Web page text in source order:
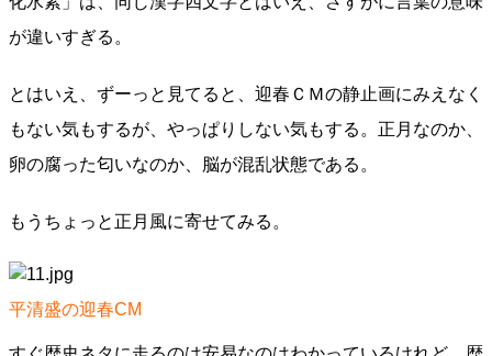
が違いすぎる。
とはいえ、ずーっと見てると、迎春ＣＭの静止画にみえなく
もない気もするが、やっぱりしない気もする。正月なのか、
卵の腐った匂いなのか、脳が混乱状態である。
もうちょっと正月風に寄せてみる。
平清盛の迎春CM